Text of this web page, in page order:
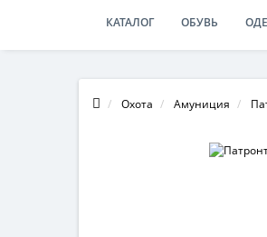
КАТАЛОГ ОБУВЬ
ОБУЧЕНИЕ НА ОРУЖИЕ
Охота
Амуниция